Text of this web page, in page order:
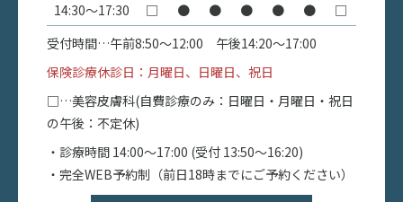
14:30〜17:30
□ ● ● ● ● ●
□
受付時間…午前8:50〜12:00 午後14:20〜17:00
保険診療休診日：月曜日、日曜日、祝日
□…美容皮膚科(自費診療のみ：日曜日・月曜日・祝日
の午後：不定休)
・診療時間 14:00〜17:00 (受付 13:50～16:20)
・完全WEB予約制（前日18時までにご予約ください）